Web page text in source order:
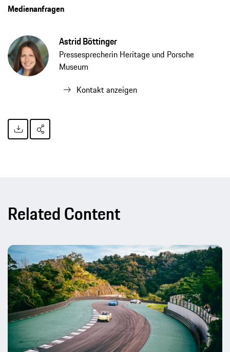
Medienanfragen
Astrid Böttinger
Pressesprecherin Heritage und Porsche
Museum
Kontakt anzeigen
Related Content